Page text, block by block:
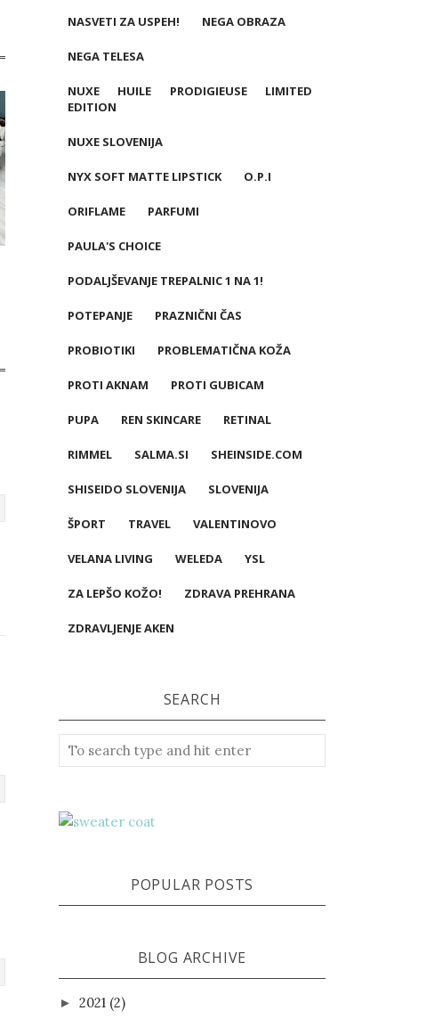
NASVETI ZA USPEH! NEGA OBRAZA
NEGA TELESA
NUXE HUILE PRODIGIEUSE LIMITED
EDITION
NUXE SLOVENIJA
NYX SOFT MATTE LIPSTICK O.P.I
ORIFLAME PARFUMI
PAULA'S CHOICE
PODALJŠEVANJE TREPALNIC 1 NA 1!
POTEPANJE PRAZNIČNI ČAS
PROBIOTIKI PROBLEMATIČNA KOŽA
PROTI AKNAM PROTI GUBICAM
PUPA REN SKINCARE RETINAL
RIMMEL SALMA.SI SHEINSIDE.COM
SHISEIDO SLOVENIJA SLOVENIJA
ŠPORT TRAVEL VALENTINOVO
VELANA LIVING WELEDA YSL
ZA LEPŠO KOŽO! ZDRAVA PREHRANA
ZDRAVLJENJE AKEN
SEARCH
POPULAR POSTS
BLOG ARCHIVE
► 2021 (2)